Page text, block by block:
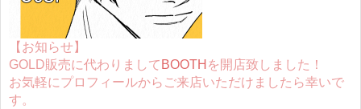
【お知らせ】
GOLD販売に代わりまして BOOTH を開店致しました！
お気軽にプロフィールからご来店いただけましたら幸いで
す。